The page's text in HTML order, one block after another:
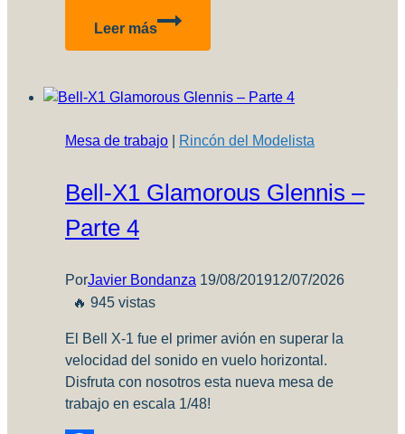
Leer más
AAE
Recipientes
diluyentes
Mesa de trabajo Rincón del Modelista
Bell-X1 Glamorous Glennis –
Parte 4
PorJavier Bondanza 19/08/201912/07/2026
🔥 945 vistas
El Bell X-1 fue el primer avión en superar la
velocidad del sonido en vuelo horizontal.
Disfruta con nosotros esta nueva mesa de
trabajo en escala 1/48!